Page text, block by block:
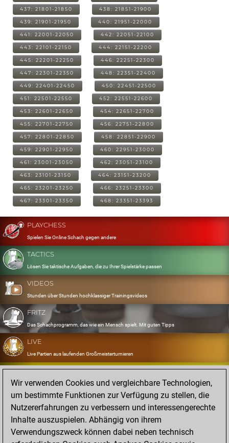
437: 21801-21850 438: 21851-21900
439: 21901-21950 440: 21951-22000
441: 22001-22050 442: 22051-22100
443: 22101-22150 444: 22151-22200
445: 22201-22250 446: 22251-22300
447: 22301-22350 448: 22351-22400
449: 22401-22450 450: 22451-22500
451: 22501-22550 452: 22551-22600
453: 22601-22650 454: 22651-22700
455: 22701-22750 456: 22751-22800
457: 22801-22850 458: 22851-22900
459: 22901-22950 460: 22951-23000
461: 23001-23050 462: 23051-23100
463: 23101-23150 464: 23151-23200
465: 23201-23250 466: 23251-23300
467: 23301-23350 468: 23351-23393
PLAYCHESS
Spielen Sie Online Schach gegen andere
TACTICS
Lösen Sie taktische Aufgaben, die zu Ihrer Spielstärke passen
VIDEOS
Stunden über Stunden hochklassiger Trainingsvideos
FRITZ
Das Schachprogramm, das wie ein Mensch spielt. Mit guten Tipps
LIVE
Live Partien aus laufenden Großmeisterturnieren
OPENINGS
Erfassen und Üben Sie Ihr Eröffnungsrepertoire
DATABASE
Acht Millionen starke Partien
MYGAMES
Speichern und analysieren Sie eigene Partien in der Cloud
Wir verwenden Cookies und vergleichbare Technologien,
um bestimmte Funktionen zur Verfügung zu stellen, die
Nutzererfahrungen zu verbessern und interessengerechte
Inhalte auszuspielen. Abhängig von ihrem
Verwendungszweck können dabei neben technisch